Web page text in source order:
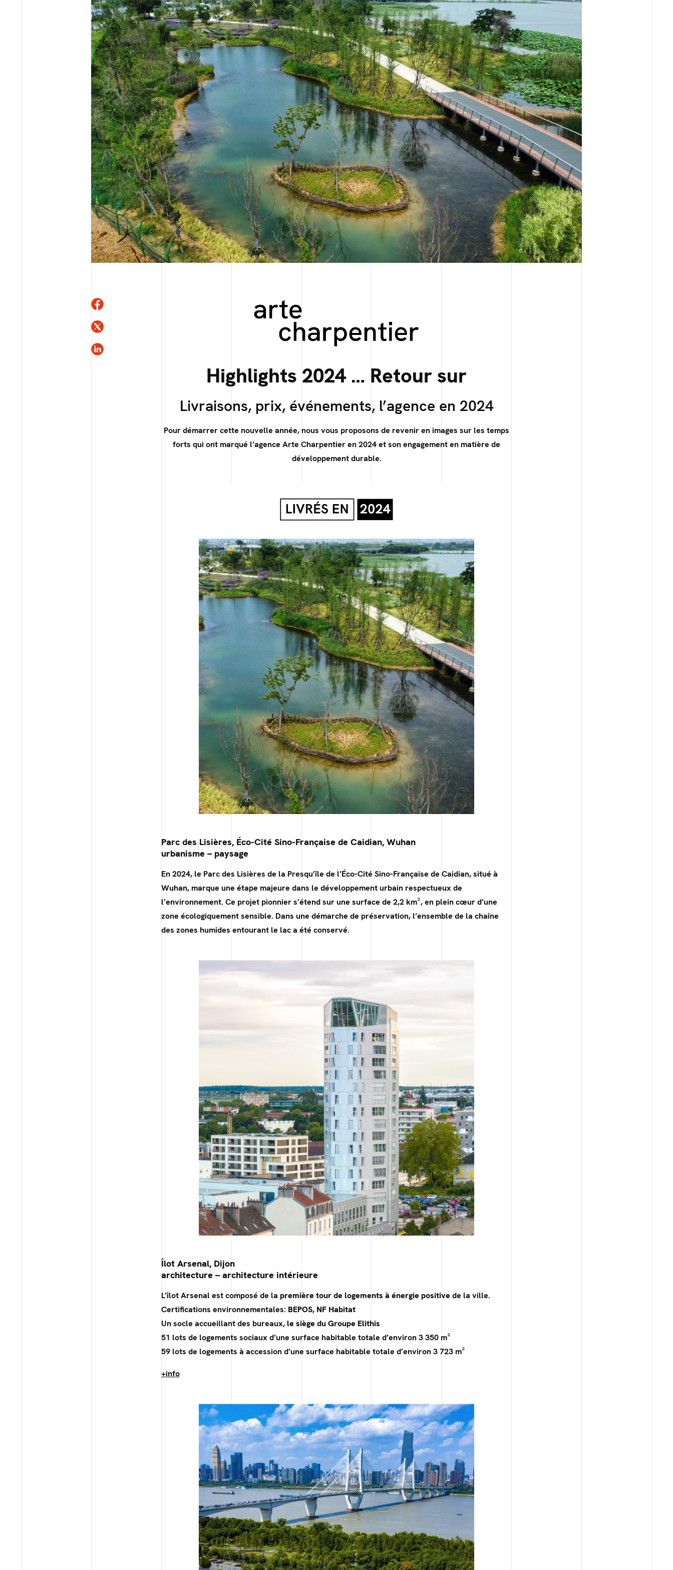
Highlights 2024 … Retour sur
Livraisons, prix, événements, l’agence en 2024
Pour démarrer cette nouvelle année, nous vous proposons de revenir en images sur les temps
forts qui ont marqué l’agence Arte Charpentier en 2024 et son engagement en matière de
développement durable.
Parc des Lisières, Éco-Cité Sino-Française de Caidian, Wuhan
urbanisme – paysage
En 2024, le Parc des Lisières de la Presqu’île de l’Éco-Cité Sino-Française de Caidian, situé à
Wuhan, marque une étape majeure dans le développement urbain respectueux de
l’environnement. Ce projet pionnier s’étend sur une surface de 2,2 km², en plein cœur d’une
zone écologiquement sensible. Dans une démarche de préservation, l’ensemble de la chaîne
des zones humides entourant le lac a été conservé.
Îlot Arsenal, Dijon
architecture – architecture intérieure
L’îlot Arsenal est composé de la première tour de logements à énergie positive de la ville.
Certifications environnementales: BEPOS, NF Habitat
Un socle accueillant des bureaux,le siège du Groupe Elithis
51 lots de logements sociaux d’une surface habitable totale d’environ 3 350 m²
59 lots de logements à accession d’une surface habitable totale d’environ 3 723 m²
+info